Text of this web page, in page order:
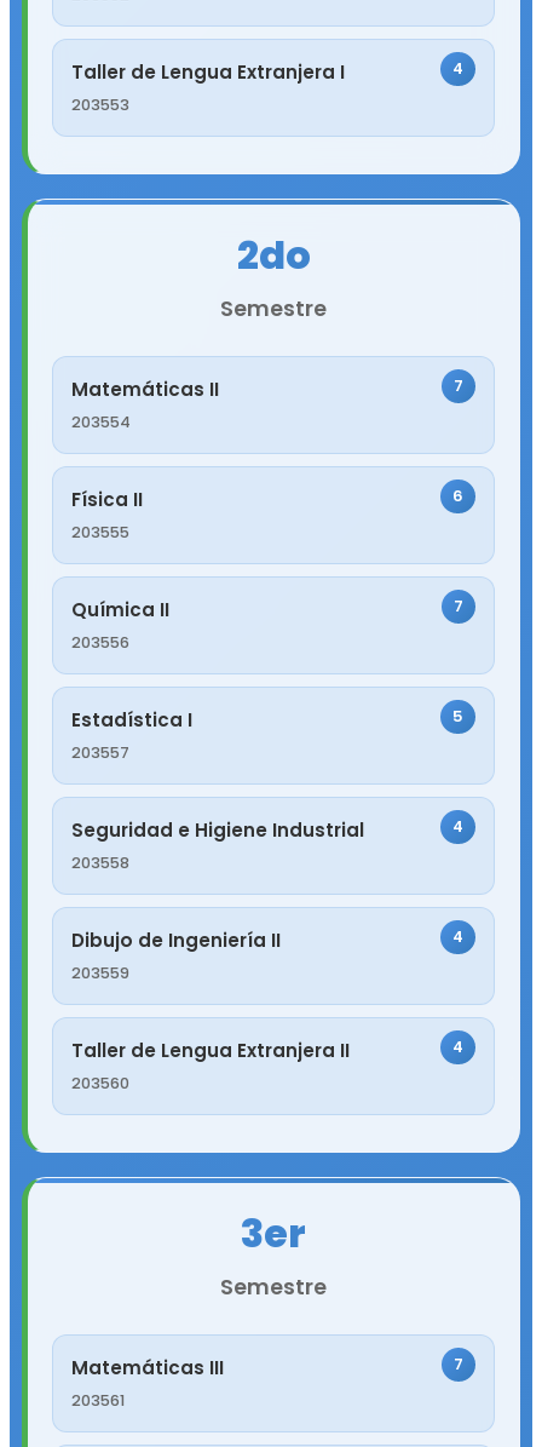
Taller de Lengua Extranjera I
203553
4
2do
Semestre
Matemáticas II
203554
7
Física II
203555
6
Química II
203556
7
Estadística I
203557
5
Seguridad e Higiene Industrial
203558
4
Dibujo de Ingeniería II
203559
4
Taller de Lengua Extranjera II
203560
4
3er
Semestre
Matemáticas III
203561
7